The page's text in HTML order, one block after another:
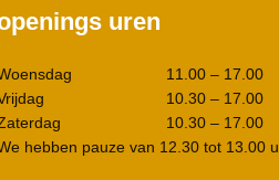
uren
11.00 – 17.00
10.30 – 17.00
10.30 – 17.00
hebben pauze van 12.30 tot 13.00 u.